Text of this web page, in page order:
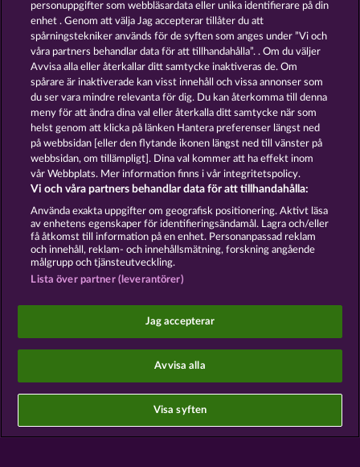
ATLAS OF LEGENDS BALTHAZAR
SECRET MISSION QUANTUM CLASH
Användarvillkor Sekretesspolicy Avtryck
Om Företaget FAQ Ordlista
Partnerprogram
Skicka in en begäran om att ångra köpet
Sociala casinospel är endast avsedda för
underhållningsändamål och har absolut inget
inflytande på eventuell framtida framgång i spel
med riktiga pengar.
personuppgifter som webbläsardata eller unika identifierare på din
enhet . Genom att välja Jag accepterar tillåter du att
spårningstekniker används för de syften som anges under ”Vi och
våra partners behandlar data för att tillhandahålla”. . Om du väljer
Avvisa alla eller återkallar ditt samtycke inaktiveras de. Om
spårare är inaktiverade kan visst innehåll och vissa annonser som
du ser vara mindre relevanta för dig. Du kan återkomma till denna
meny för att ändra dina val eller återkalla ditt samtycke när som
helst genom att klicka på länken Hantera preferenser längst ned
på webbsidan [eller den flytande ikonen längst ned till vänster på
webbsidan, om tillämpligt]. Dina val kommer att ha effekt inom
vår Webbplats. Mer information finns i vår integritetspolicy.
Vi och våra partners behandlar data för att tillhandahålla:
Använda exakta uppgifter om geografisk positionering. Aktivt läsa
av enhetens egenskaper för identifieringsändamål. Lagra och/eller
få åtkomst till information på en enhet. Personanpassad reklam
och innehåll, reklam- och innehållsmätning, forskning angående
målgrupp och tjänsteutveckling.
Lista över partner (leverantörer)
Jag accepterar
Avvisa alla
Visa syften